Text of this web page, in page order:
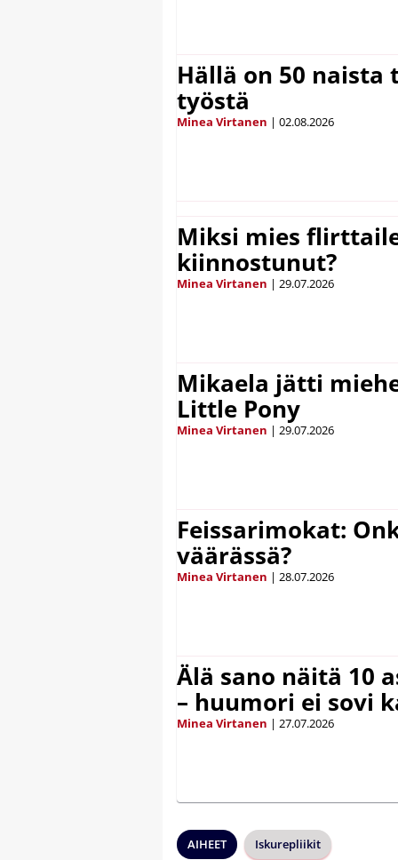
Hällä on 50 naista
työstä
Minea Virtanen | 02.08.2026
Miksi mies
kiinnostunut?
Minea Virtanen | 29.07.2026
Mikaela jätti
Little Pony
Minea Virtanen | 29.07.2026
Feissarimokat:
väärässä?
Minea Virtanen | 28.07.2026
Älä sano näitä 10
– huumori ei sovi
Minea Virtanen | 27.07.2026
AIHEET Iskurepliikit